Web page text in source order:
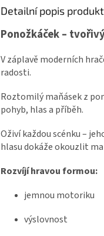
Detailní popis
Ponožkáček –
V záplavě moderních
radosti.
Roztomilý maňásek z
pohyb, hlas a příběh.
Oživí každou scénku –
hlasu dokáže okouzlit
Rozvíjí hravou formou:
jemnou motoriku
výslovnost